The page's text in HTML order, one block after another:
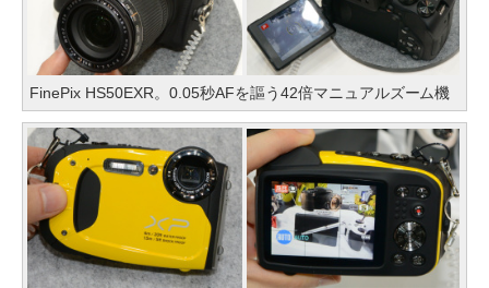
FinePix HS50EXR。0.05秒AFを謳う42倍マニュアルズーム機